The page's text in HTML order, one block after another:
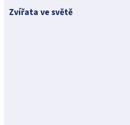
Zvířata ve světě